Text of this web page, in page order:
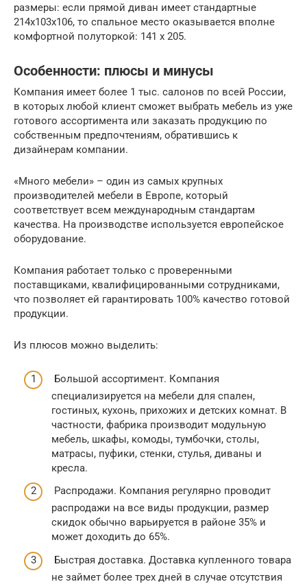
размеры: если прямой диван имеет стандартные
214х103х106, то спальное место оказывается вполне
комфортной полуторкой: 141 х 205.
Особенности: плюсы и минусы
Компания имеет более 1 тыс. салонов по всей России,
в которых любой клиент сможет выбрать мебель из уже
готового ассортимента или заказать продукцию по
собственным предпочтениям, обратившись к
дизайнерам компании.
«Много мебели» – один из самых крупных
производителей мебели в Европе, который
соответствует всем международным стандартам
качества. На производстве используется европейское
оборудование.
Компания работает только с проверенными
поставщиками, квалифицированными сотрудниками,
что позволяет ей гарантировать 100% качество готовой
продукции.
Из плюсов можно выделить:
Большой ассортимент. Компания
специализируется на мебели для спален,
гостиных, кухонь, прихожих и детских комнат. В
частности, фабрика производит модульную
мебель, шкафы, комоды, тумбочки, столы,
матрасы, пуфики, стенки, стулья, диваны и
кресла.
Распродажи. Компания регулярно проводит
распродажи на все виды продукции, размер
скидок обычно варьируется в районе 35% и
может доходить до 65%.
Быстрая доставка. Доставка купленного товара
не займет более трех дней в случае отсутствия